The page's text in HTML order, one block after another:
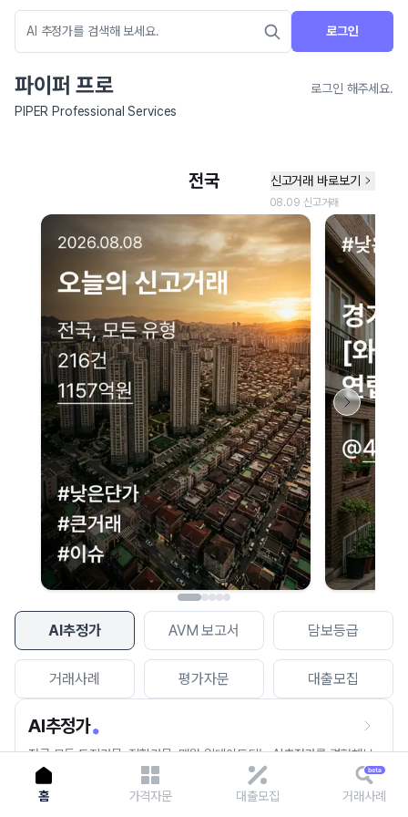
로그인
파이퍼 프로
로그인 해주세요.
PIPER Professional Services
AI추정가 AVM 보고서 담보등급
거래사례 평가자문 대출모집
AI추정가
전국 모든 토지건물, 집합건물, 매월 업데이트되는 AI추정가를 경험해보
세요.
네이버 지도 연결 안내
현재 네이버 지도 연결이 원활하지 않아 지도를 불러올 수 없습니다.
이용에 불편을 드려 죄송합니다.
다시 시도
홈 가격자문 대출모집 거래사례